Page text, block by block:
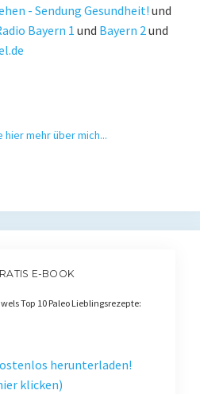
- Sendung Gesundheit! und
Bayern 1und Bayern 2und
hier mehr über mich...
E-BOOK
Top 10 Paleo Lieblingsrezepte:
herunterladen!
klicken)